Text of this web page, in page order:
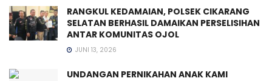
RANGKUL KEDAMAIAN, POLSEK CIKARANG
SELATAN BERHASIL DAMAIKAN PERSELISIHAN
ANTAR KOMUNITAS OJOL
JUNI 13, 2026
UNDANGAN PERNIKAHAN ANAK KAMI